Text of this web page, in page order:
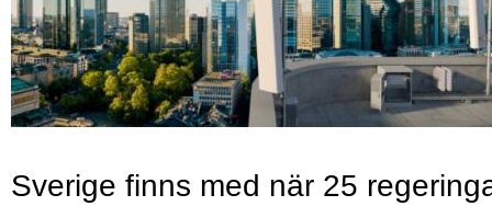
Sverige finns med när 25